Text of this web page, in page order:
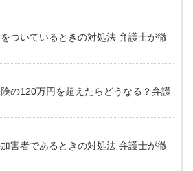
ついているときの対処法 弁護士が徹
の120万円を超えたらどうなる？弁護
害者であるときの対処法 弁護士が徹